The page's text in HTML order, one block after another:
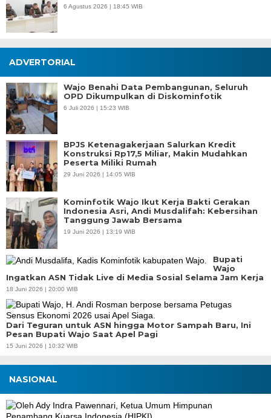
6 Agustus 2026 | 18:45 WIB
ADVERTORIAL
Wajo Benahi Data Pembangunan, Seluruh
OPD Dikumpulkan di Diskominfotik
6 Juli 2026 | 15:23 WIB
BPJS Ketenagakerjaan Salurkan Kredit
Konstruksi Rp17,5 Miliar, Makin Mudahkan
Peserta Miliki Rumah
29 Juni 2026 | 14:05 WIB
Kominfotik Wajo Ikut Kerja Bakti Gerakan
Indonesia Asri, Andi Musdalifah: Kebersihan
Tanggung Jawab Bersama
19 Juni 2026 | 13:19 WIB
Bupati
Wajo
Ingatkan ASN Tidak Live di Media Sosial Selama Jam Kerja
18 Juni 2026 | 20:00 WIB
Dari Teguran untuk ASN hingga Motor Sampah Baru, Ini
Pesan Bupati Wajo Saat Apel Pagi
15 Juni 2026 | 10:32 WIB
NASIONAL